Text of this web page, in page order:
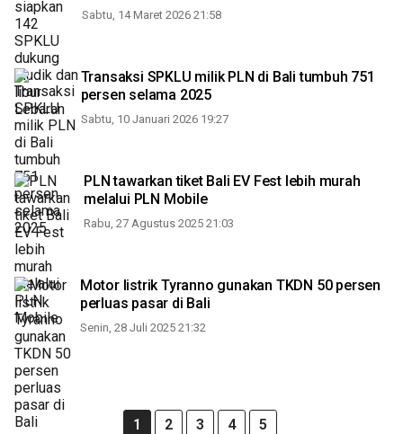
Sabtu, 14 Maret 2026 21:58
Transaksi SPKLU milik PLN di Bali tumbuh 751
persen selama 2025
Sabtu, 10 Januari 2026 19:27
PLN tawarkan tiket Bali EV Fest lebih murah
melalui PLN Mobile
Rabu, 27 Agustus 2025 21:03
Motor listrik Tyranno gunakan TKDN 50 persen
perluas pasar di Bali
Senin, 28 Juli 2025 21:32
1 2 3 4 5